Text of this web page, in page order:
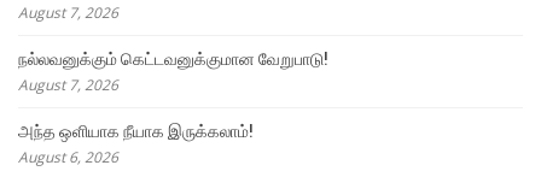
August 7, 2026
நல்லவனுக்கும் கெட்டவனுக்குமான வேறுபாடு!
August 7, 2026
அந்த ஒளியாக நீயாக இருக்கலாம்!
August 6, 2026